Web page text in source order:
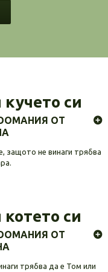
си
ОТ
защото не винаги трябва
си
ОТ
трябва да е Том или